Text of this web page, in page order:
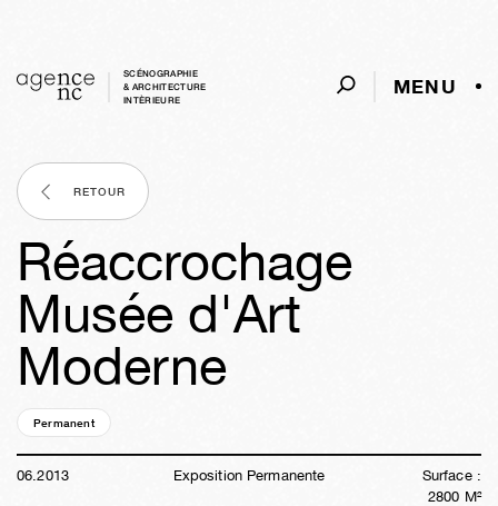
SCÉNOGRAPHIE
& ARCHITECTURE
INTÈRIEURE
MENU
RETOUR
Réaccrochage
Musée d'Art
Moderne
Permanent
06.2013 Exposition Permanente
Surface :
2800 M²